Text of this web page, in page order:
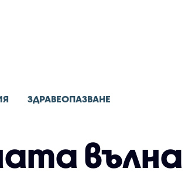
ЗДРАВЕОПАЗВАНЕ